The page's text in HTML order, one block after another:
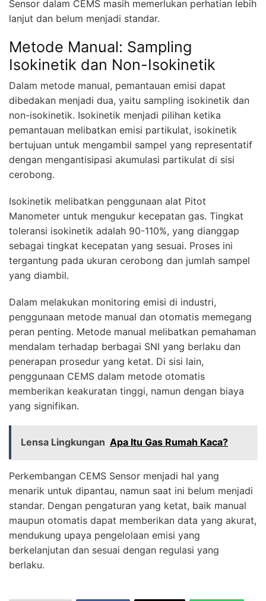
Sensor dalam CEMS masih memerlukan perhatian lebih
lanjut dan belum menjadi standar.
Metode Manual: Sampling
Isokinetik dan Non-Isokinetik
Dalam metode manual, pemantauan emisi dapat
dibedakan menjadi dua, yaitu sampling isokinetik dan
non-isokinetik. Isokinetik menjadi pilihan ketika
pemantauan melibatkan emisi partikulat, isokinetik
bertujuan untuk mengambil sampel yang representatif
dengan mengantisipasi akumulasi partikulat di sisi
cerobong.
Isokinetik melibatkan penggunaan alat Pitot
Manometer untuk mengukur kecepatan gas. Tingkat
toleransi isokinetik adalah 90-110%, yang dianggap
sebagai tingkat kecepatan yang sesuai. Proses ini
tergantung pada ukuran cerobong dan jumlah sampel
yang diambil.
Dalam melakukan monitoring emisi di industri,
penggunaan metode manual dan otomatis memegang
peran penting. Metode manual melibatkan pemahaman
mendalam terhadap berbagai SNI yang berlaku dan
penerapan prosedur yang ketat. Di sisi lain,
penggunaan CEMS dalam metode otomatis
memberikan keakuratan tinggi, namun dengan biaya
yang signifikan.
Lensa Lingkungan Apa Itu Gas Rumah Kaca?
Perkembangan CEMS Sensor menjadi hal yang
menarik untuk dipantau, namun saat ini belum menjadi
standar. Dengan pengaturan yang ketat, baik manual
maupun otomatis dapat memberikan data yang akurat,
mendukung upaya pengelolaan emisi yang
berkelanjutan dan sesuai dengan regulasi yang
berlaku.